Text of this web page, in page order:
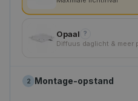
200×200 cm
Opaal ?
Diffuus daglicht & meer
2 Montage-opstand